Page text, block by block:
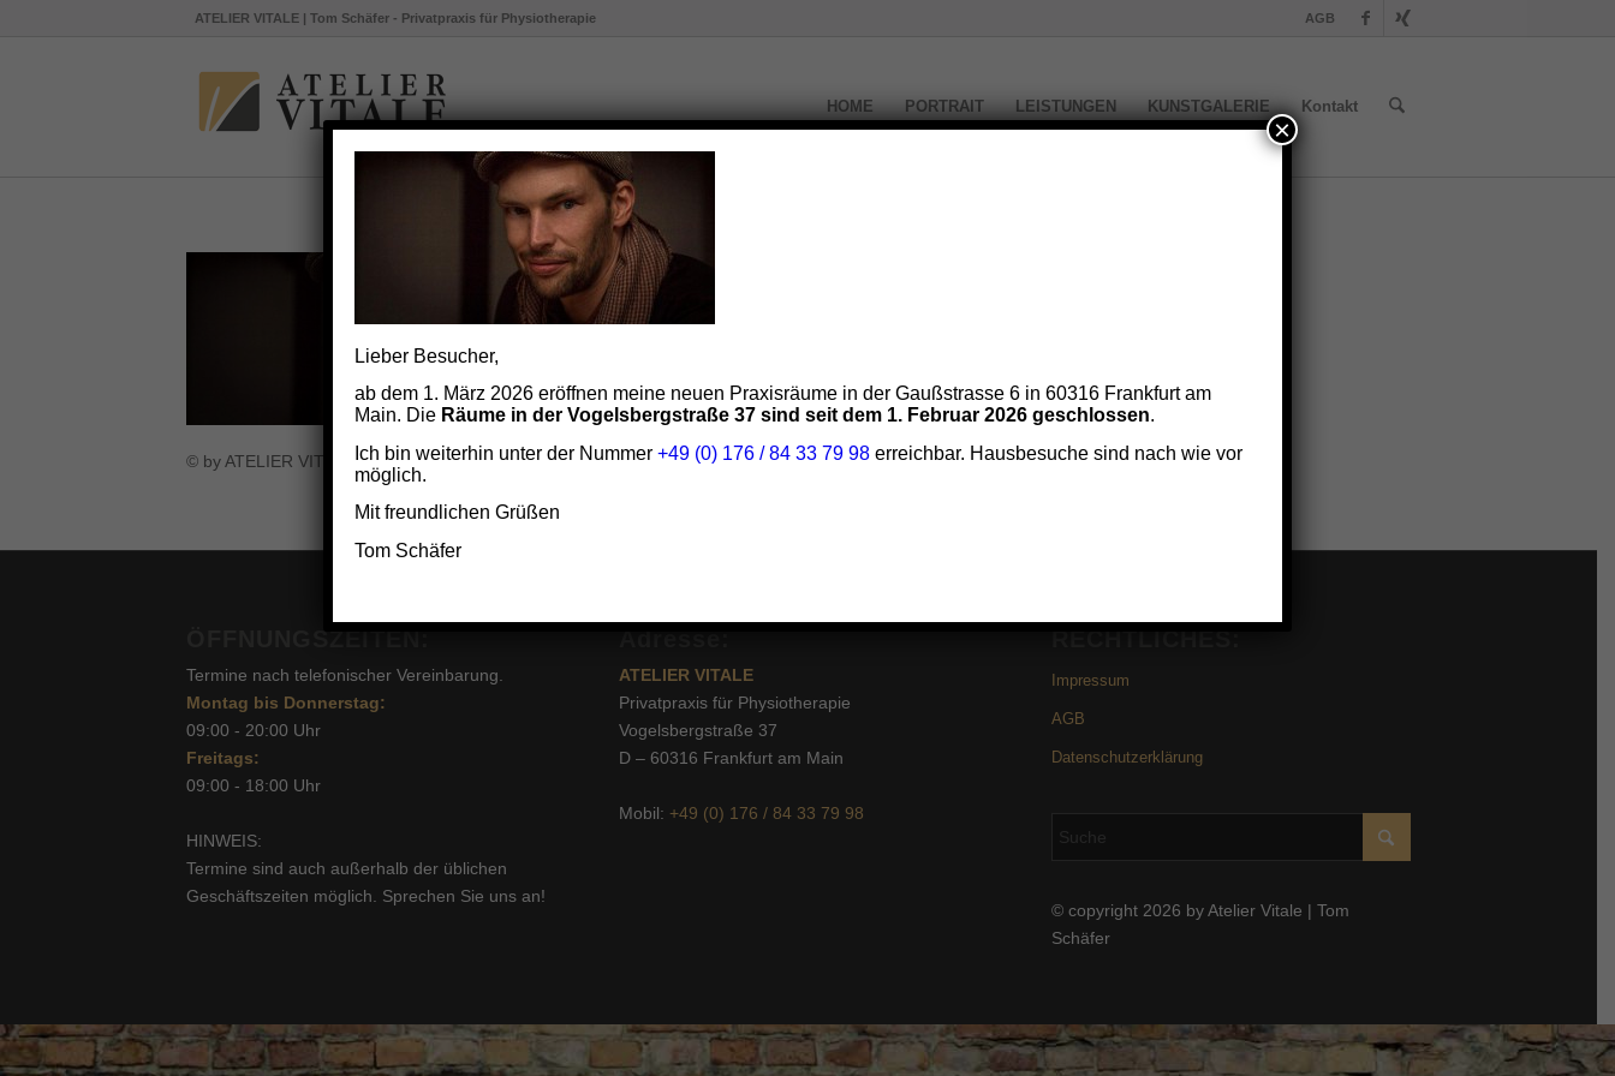
AGB
ATELIER VITALE | Tom Schäfer - Privatpraxis für Physiotherapie
HOME PORTRAIT LEISTUNGEN KUNSTGALERIE Kontakt
© by ATELIER VITALE Tom Schäfer
ÖFFNUNGSZEITEN:
Termine nach telefonischer Vereinbarung.
Montag bis Donnerstag:
09:00 - 20:00 Uhr
Freitags:
09:00 - 18:00 Uhr
HINWEIS:
Termine sind auch außerhalb der üblichen
Geschäftszeiten möglich. Sprechen Sie uns an!
Adresse:
ATELIER VITALE
Privatpraxis für Physiotherapie
Vogelsbergstraße 37
D – 60316 Frankfurt am Main
Mobil: +49 (0) 176 / 84 33 79 98
RECHTLICHES:
Impressum
AGB
Datenschutzerklärung
© copyright 2026 by Atelier Vitale | Tom
Schäfer
Lieber Besucher,
ab dem 1. März 2026 eröffnen meine neuen Praxisräume in der Gaußstrasse 6 in 60316 Frankfurt am
Main. Die Räume in der Vogelsbergstraße 37 sind seit dem 1. Februar 2026 geschlossen.
Ich bin weiterhin unter der Nummer +49 (0) 176 / 84 33 79 98erreichbar. Hausbesuche sind nach wie vor
möglich.
Mit freundlichen Grüßen
Tom Schäfer
×